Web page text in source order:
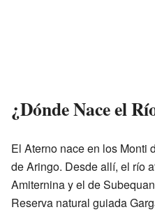
¿Dónde Nace el
El Aterno nace en los Monti
de Aringo. Desde allí, el río
Amiternina y el de
Reserva natural guiada